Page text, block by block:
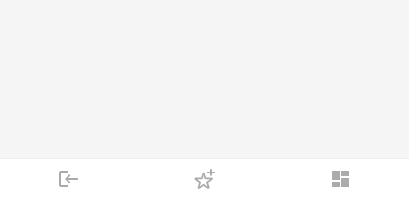
login dashboard
下單